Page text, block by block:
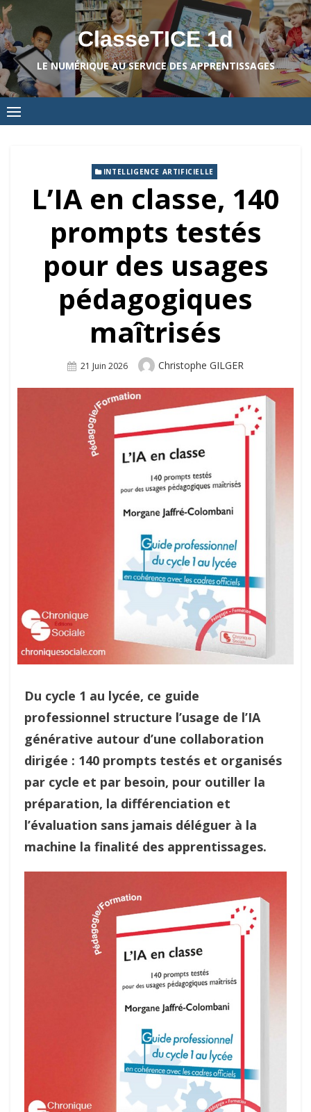
Skip
to
content
ClasseTICE 1d
LE NUMÉRIQUE AU SERVICE DES APPRENTISSAGES
INTELLIGENCE ARTIFICIELLE
L’IA en classe, 140
prompts testés
pour des usages
pédagogiques
maîtrisés
Posted
21 Juin 2026 Author
Christophe GILGER
Du cycle 1 au lycée, ce guide
professionnel structure l’usage de l’IA
générative autour d’une collaboration
dirigée : 140 prompts testés et organisés
par cycle et par besoin, pour outiller la
préparation, la différenciation et
l’évaluation sans jamais déléguer à la
machine la finalité des apprentissages.